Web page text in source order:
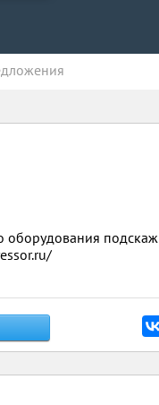
оборудования